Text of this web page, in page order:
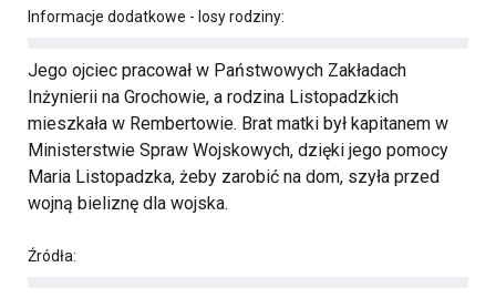
Informacje dodatkowe - losy rodziny:
Jego ojciec pracował w Państwowych Zakładach
Inżynierii na Grochowie, a rodzina Listopadzkich
mieszkała w Rembertowie. Brat matki był kapitanem w
Ministerstwie Spraw Wojskowych, dzięki jego pomocy
Maria Listopadzka, żeby zarobić na dom, szyła przed
wojną bieliznę dla wojska.
Źródła: